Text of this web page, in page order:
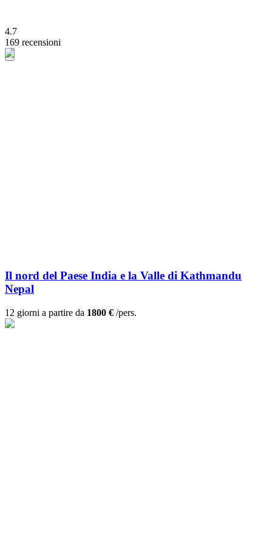
4.7
169 recensioni
Il nord del Paese India e la Valle di Kathmandu
Nepal
12 giorni a partire da 1800 € /pers.